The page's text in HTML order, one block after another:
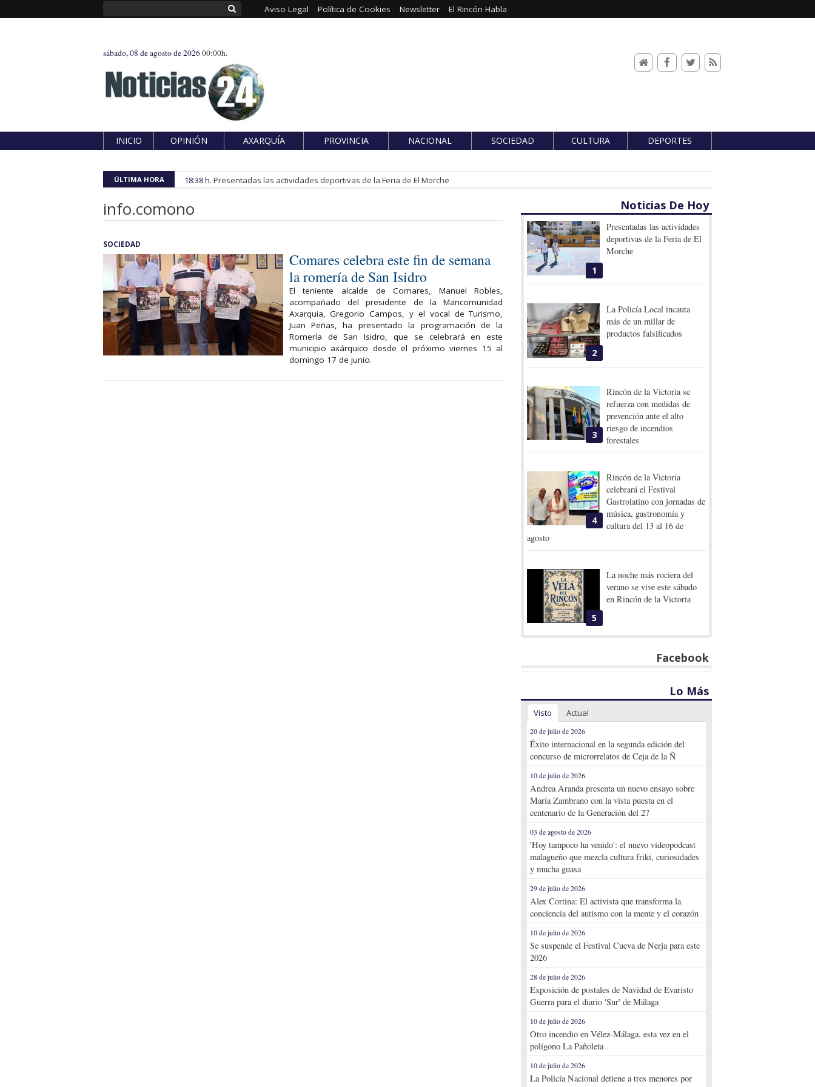
Aviso Legal Política de Cookies Newsletter El Rincón Habla
sábado, 08 de agosto de 202600:00h.
INICIO OPINIÓN AXARQUÍA PROVINCIA NACIONAL SOCIEDAD CULTURA DEPORTES
ÚLTIMA HORA 18:38 h. Presentadas las actividades deportivas de la Feria de El Morche
info.comono
SOCIEDAD
Comares celebra este fin de semana
la romería de San Isidro
El teniente alcalde de Comares, Manuel Robles,
acompañado del presidente de la Mancomunidad
Axarquia, Gregorio Campos, y el vocal de Turismo,
Juan Peñas, ha presentado la programación de la
Romería de San Isidro, que se celebrará en este
municipio axárquico desde el próximo viernes 15 al
domingo 17 de junio.
Noticias De Hoy
1
Presentadas las actividades
deportivas de la Feria de El
Morche
2
La Policía Local incauta
más de un millar de
productos falsificados
3
Rincón de la Victoria se
refuerza con medidas de
prevención ante el alto
riesgo de incendios
forestales
4
Rincón de la Victoria
celebrará el Festival
Gastrolatino con jornadas de
música, gastronomía y
cultura del 13 al 16 de
agosto
5
La noche más rociera del
verano se vive este sábado
en Rincón de la Victoria
Facebook
Lo Más
Visto Actual
20 de julio de 2026
Éxito internacional en la segunda edición del
concurso de microrrelatos de Ceja de la Ñ
10 de julio de 2026
Andrea Aranda presenta un nuevo ensayo sobre
María Zambrano con la vista puesta en el
centenario de la Generación del 27
03 de agosto de 2026
'Hoy tampoco ha venido': el nuevo videopodcast
malagueño que mezcla cultura friki, curiosidades
y mucha guasa
29 de julio de 2026
Alex Cortina: El activista que transforma la
conciencia del autismo con la mente y el corazón
10 de julio de 2026
Se suspende el Festival Cueva de Nerja para este
2026
28 de julio de 2026
Exposición de postales de Navidad de Evaristo
Guerra para el diario 'Sur' de Málaga
10 de julio de 2026
Otro incendio en Vélez-Málaga, esta vez en el
polígono La Pañoleta
10 de julio de 2026
La Policía Nacional detiene a tres menores por